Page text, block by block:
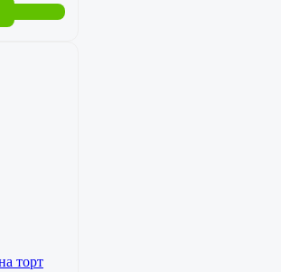
торт